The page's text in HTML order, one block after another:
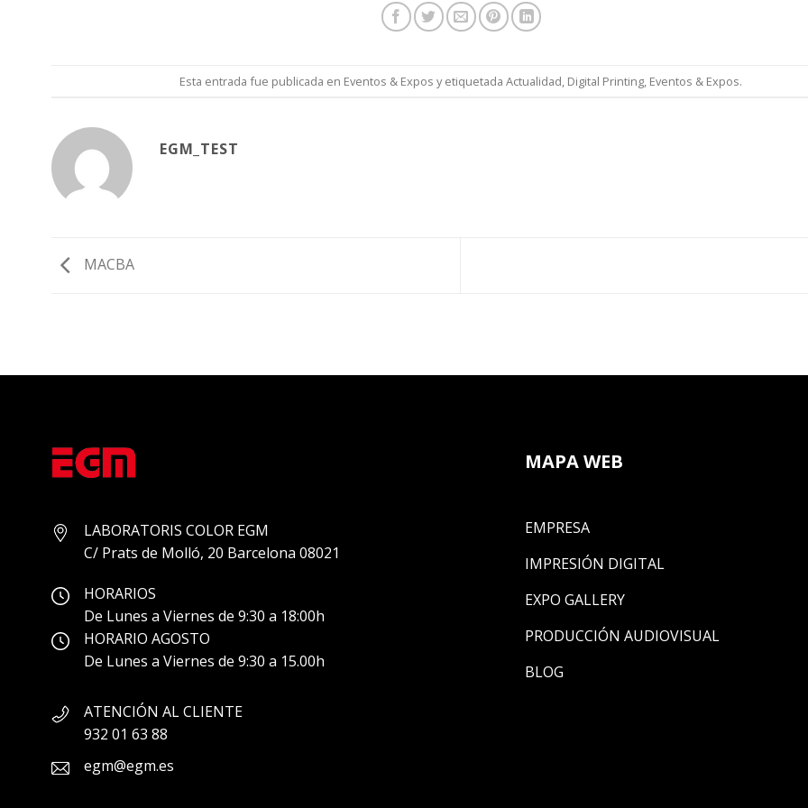
Esta entrada fue publicada en Eventos & Expos y etiquetada Actualidad, Digital Printing, Eventos & Expos.
EGM_TEST
MACBA
LABORATORIS COLOR EGM
C/ Prats de Molló, 20 Barcelona 08021
HORARIOS
De Lunes a Viernes de 9:30 a 18:00h
HORARIO AGOSTO
De Lunes a Viernes de 9:30 a 15.00h
ATENCIÓN AL CLIENTE
932 01 63 88
egm@egm.es
MAPA WEB
EMPRESA
IMPRESIÓN DIGITAL
EXPO GALLERY
PRODUCCIÓN AUDIOVISUAL
BLOG